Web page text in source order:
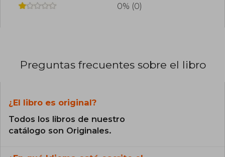
0% (0)
Preguntas frecuentes sobre el libro
¿El libro es original?
Todos los libros de nuestro
catálogo son Originales.